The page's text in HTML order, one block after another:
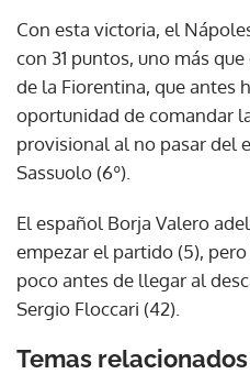
Con esta victoria, el
con 31 puntos, uno más
de la Fiorentina, que antes
oportunidad de comandar
provisional al no pasar del
Sassuolo (6º).
El español Borja Valero
empezar el partido (5),
poco antes de llegar al
Sergio Floccari (42).
Temas relacionados